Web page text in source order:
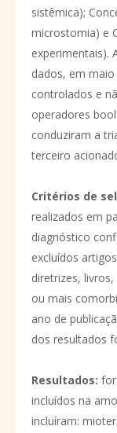
sistêmica);
microstomia) e
experimentais).
dados, em
controlados e
operadores
conduziram a
terceiro
Critérios de
realizados em
diagnóstico
excluídos
diretrizes,
ou mais
ano de
dos resultados
Resultados:
incluídos na
incluíram: